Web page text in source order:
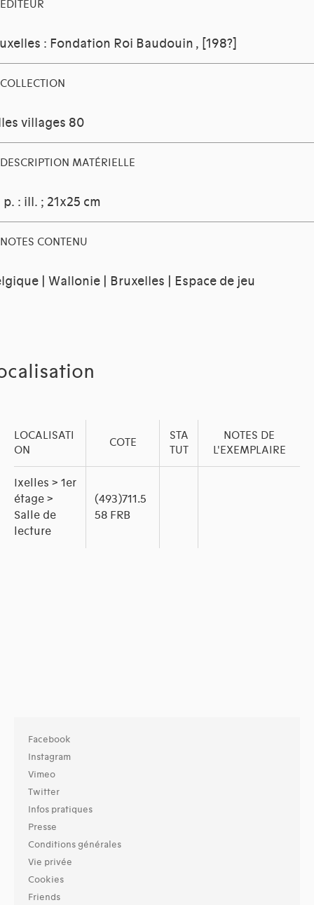
EDITEUR
: Fondation Roi Baudouin , [198?]
COLLECTION
villages 80
DESCRIPTION MATÉRIELLE
p. : ill. ; 21x25 cm
NOTES CONTENU
| Wallonie | Bruxelles | Espace de jeu
LOCALISATI
ON
COTE
STA
TUT
NOTES DE
L'EXEMPLAIRE
Ixelles > 1er
étage >
Salle de
lecture
(493)711.5
58 FRB
Facebook
Instagram
Vimeo
Twitter
Infos pratiques
Presse
Conditions générales
Vie privée
Cookies
Friends